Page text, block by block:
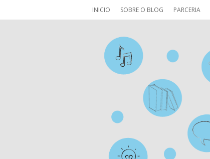
INICIO SOBRE O BLOG PARCERIA